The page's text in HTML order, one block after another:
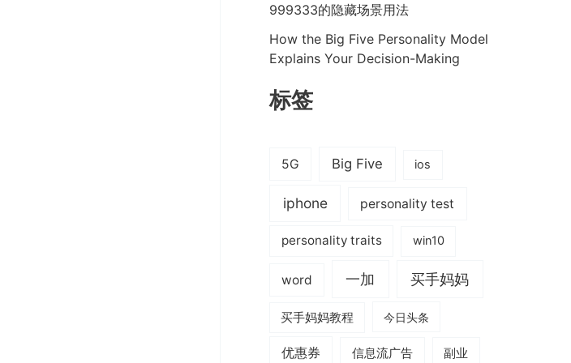
999333的隐藏场景用法
How the Big Five Personality Model
Explains Your Decision-Making
标签
5G Big Five ios
iphone personality test
personality traits win10
word 一加 买手妈妈
买手妈妈教程 今日头条
优惠券 信息流广告 副业